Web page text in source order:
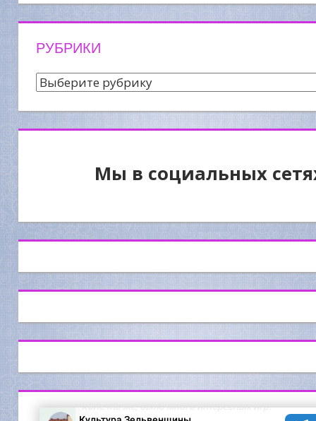
РУБРИКИ
Рубрики
Мы в социальных